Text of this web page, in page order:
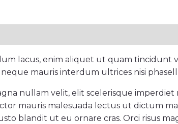
lacus, enim aliquet ut quam tincidunt
mauris interdum ultrices nisi
nullam velit, elit scelerisque
mauris malesuada lectus ut dictum
blandit ut eu ornare cras. Orci risus